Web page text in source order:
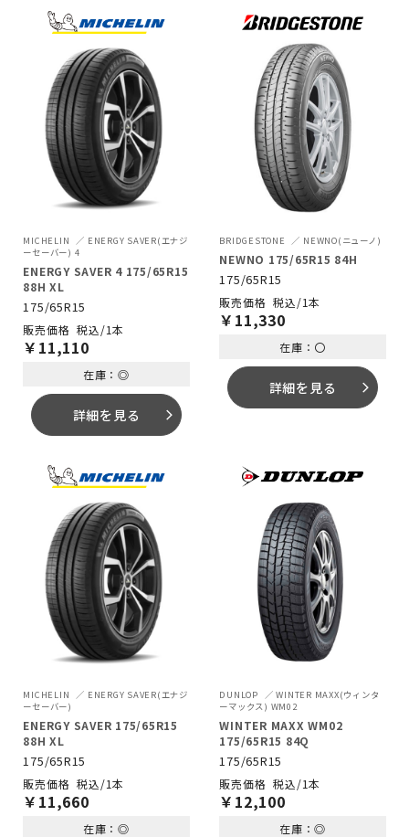
MICHELIN
ENERGY SAVER(エナジ
ーセーバー) 4
ENERGY SAVER 4 175/65R15
88H XL
175/65R15
税込/1本
￥ 11,110
在庫：◎
詳細を見る arrow_forward_ios
BRIDGESTONE NEWNO(ニューノ)
NEWNO 175/65R15 84H
175/65R15
税込/1本
￥ 11,330
在庫：〇
詳細を見る arrow_forward_ios
MICHELIN
ENERGY SAVER(エナジ
ーセーバー)
ENERGY SAVER 175/65R15
88H XL
175/65R15
税込/1本
￥ 11,660
在庫：◎
DUNLOP
WINTER MAXX(ウィンタ
ーマックス) WM02
WINTER MAXX WM02
175/65R15 84Q
175/65R15
税込/1本
￥ 12,100
在庫：◎